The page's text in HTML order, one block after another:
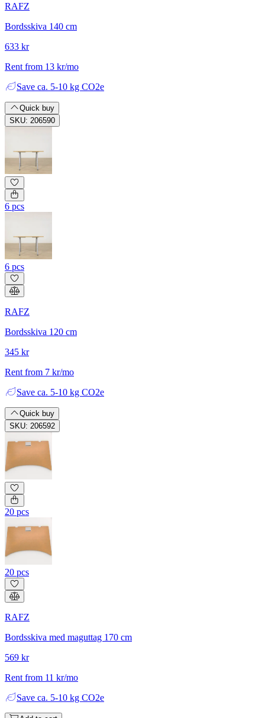
RAFZ
Bordsskiva 140 cm
633 kr
Rent from 13 kr/mo
Save ca. 5-10 kg CO2e
Quick buy
SKU: 206590
6 pcs
6 pcs
RAFZ
Bordsskiva 120 cm
345 kr
Rent from 7 kr/mo
Save ca. 5-10 kg CO2e
Quick buy
SKU: 206592
20 pcs
20 pcs
RAFZ
Bordsskiva med maguttag 170 cm
569 kr
Rent from 11 kr/mo
Save ca. 5-10 kg CO2e